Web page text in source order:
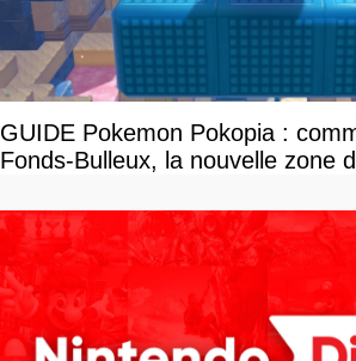
GUIDE Pokemon Pokopia :
Fonds-Bulleux, la nouvelle zone